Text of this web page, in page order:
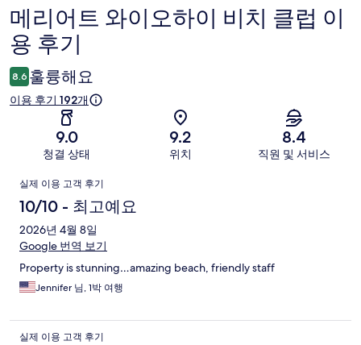
이
용
후
기
메리어트 와이오하이 비치 클럽 이
용 후기
8.6 훌륭해요
이용 후기 192개
9.0
청결 상태
9.2
위치
8.4
직원 및 서비스
이
용
후
기
실제 이용 고객 후기
10/10 - 최고예요
2026년 4월 8일
Google 번역 보기
Property is stunning…amazing beach, friendly staff
Jennifer 님, 1박 여행
실제 이용 고객 후기